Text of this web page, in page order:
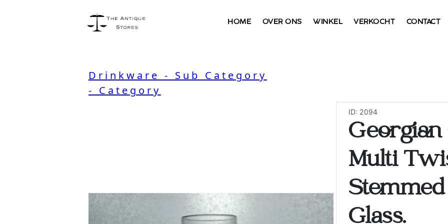
HOME OVER ONS WINKEL VERKOCHT CONTACT
Drinkware - Sub Category
- Category
ID: 2094
Multi
Glass.